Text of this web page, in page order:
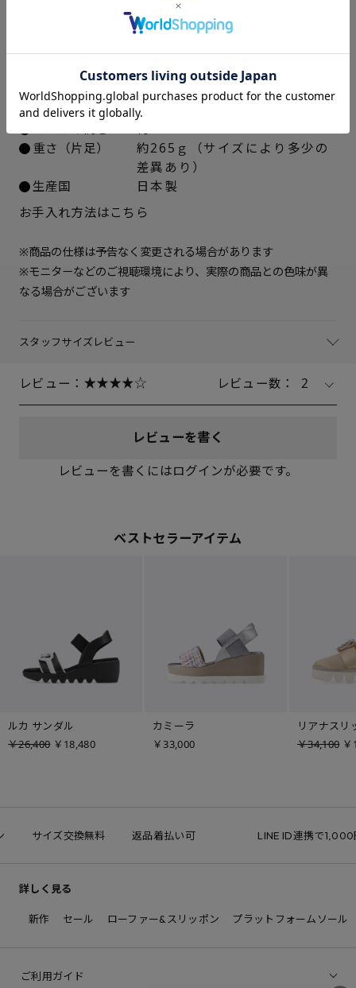
× 在庫なし
× 在庫なし
24.5cm × 在庫なし
25cm × 在庫なし
25.5cm × 在庫なし
アッパー素材
ブラック：ラム革スムース
ベージュ：ラム革スエード
中敷き
合成皮革
ソール素材
EVA合成ゴム
重さ（片足）
約265ｇ（サイズにより多少の
差異あり）
生産国
日本製
お手入れ方法はこちら
※商品の仕様は予告なく変更される場合があります
※モニターなどのご視聴環境により、実際の商品との色味が異
なる場合がございます
スタッフサイズレビュー
レビュー： レビュー数： 2
レビューを書く
レビューを書くにはログインが必要です。
ベストセラーアイテム
ルカ サンダル
￥26,400 ￥18,480
カミーラ
￥33,000
リアナスリ
￥34,100
サイズ交換無料 返品着払い可 LINE ID連携で1,000
詳しく見る
新作 セール ローファー&スリッポン プラットフォームソール
ご利用ガイド